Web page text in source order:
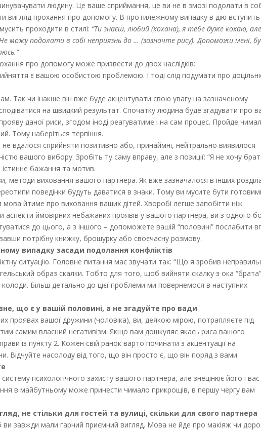
людину. Це ваше сприймання, це ви не в змозі подолати в
вигляд прохання про допомогу. В протилежному випадку в дію вступить
проходити в стилі: “Ти знаєш, любий (кохана), я тебе дуже кохаю, але
можу подолати в собі неприязнь до … (зазначте рису). Допоможи мені,
про допомогу може призвести до двох наслідків:
є вашою особистою проблемою. І тоді слід подумати про
Так чи інакше він вже буде акцентувати свою увагу на зазначеному
на швидкий результат. Спочатку людина буде згадувати про
даної риси, згодом іноді реагуватиме і на сам процес. Пройде
Тому наберіться терпіння.
не вдалося сприйняти позитивно або, принаймні, нейтрально виявилося
вашого вибору. Зробіть ту саму вправу, але з позиції: “Я не хочу
істинне бажання та мотив.
методи виховання вашого партнера. Як вже зазначалося в інших
поведінки будуть даватися в знаки. Тому ви мусите бути
мова йтиме про виховання ваших дітей. Хворобі легше запобігти ніж
аспекти ймовірних небажаних проявів у вашого партнера, ви з одного
до цього, а з іншого – допоможете вашій “половині” послабити
потрібну книжку, брошурку або своєчасну розмову.
випадку засади подолання конфліктів
ситуацію. Головне питання має звучати так: “Що я зробив
образ скалки. Тобто для того, щоб вийняти скалку з ока “брата”
колоди. Більш детально до цієї проблеми ми повернемося в наступних
що є у вашій половині, а не згадуйте про вади
проявах вашої дружини (чоловіка), ви, деякою мірою, потрапляєте під
самим власний негативізм. Якщо вам дошкуляє якась риса вашого
із пункту 2. Кожен свій ранок варто починати з акцентуації на
Відчуйте насолоду від того, що він просто є, що він поряд з вами.
психологічного захисту вашого партнера, але знецінює його і вас
в майбутньому може принести чимало прикрощів, в першу чергу вам
не стільки для гостей та вулиці, скільки для свого партнера
завжди мали гарний приємний вигляд. Мова не йде про макіяж чи